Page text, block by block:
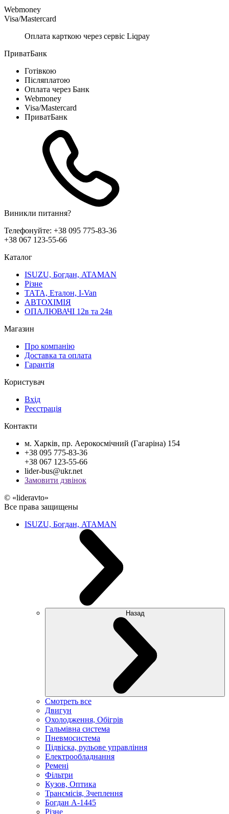
Webmoney
Visa/Mastercard
Оплата карткою через сервіс Liqpay
ПриватБанк
Готівкою
Післяплатою
Оплата через Банк
Webmoney
Visa/Mastercard
ПриватБанк
Виникли питання?
Телефонуйте: +38 095 775-83-36
+38 067 123-55-66
Каталог
ISUZU, Богдан, ATAMAN
Різне
ТАТА, Еталон, I-Van
АВТОХІМІЯ
ОПАЛЮВАЧІ 12в та 24в
Магазин
Про компанію
Доставка та оплата
Гарантія
Користувач
Вхід
Реєстрація
Контакти
м. Харків, пр. Аерокосмічний (Гагаріна) 154
+38 095 775-83-36
+38 067 123-55-66
lider-bus@ukr.net
Замовити дзвінок
© «lideravto»
Все права защищены
ISUZU, Богдан, ATAMAN
Назад
Смотреть все
Двигун
Охолодження, Обігрів
Гальмівна система
Пневмосистема
Підвіска, рульове управління
Електрообладнання
Ремені
Фільтри
Кузов, Оптика
Трансмісія, Зчеплення
Богдан А-1445
Різне